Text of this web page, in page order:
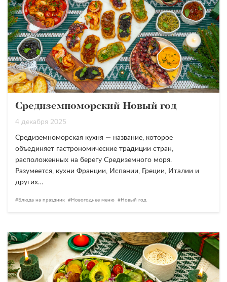
Средиземноморский Новый год
4 декабря 2025
Средиземноморская кухня — название, которое
объединяет гастрономические традиции стран,
расположенных на берегу Средиземного моря.
Разумеется, кухни Франции, Испании, Греции, Италии и
других…
Блюда на праздник Новогоднее меню Новый год